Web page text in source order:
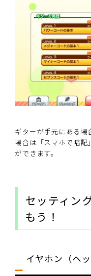
ギターが手元にある場
場合は「スマホで暗記
ができます。
セッティン
もう！
イヤホン（ヘ